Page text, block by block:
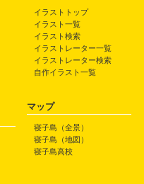
イラストトップ
イラスト一覧
イラスト検索
イラストレーター一覧
イラストレーター検索
自作イラスト一覧
マップ
寝子島（全景）
寝子島（地図）
寝子島高校